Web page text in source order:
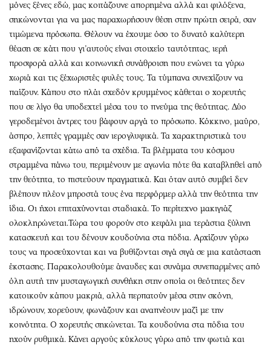
μόνες ξένες εδώ, μας κοιτάζουνε απορημένα αλλά και φιλόξενα,
σηκώνονται για να μας παραχωρήσουν θέση στην πρώτη σειρά, σαν
τιμώμενα πρόσωπα. Θέλουν να έχουμε όσο το δυνατό καλύτερη
θέαση σε κάτι που γι’αυτούς είναι στοιχείο ταυτότητας, ιερή
προσφορά αλλά και κοινωνική συνάθροιση που ενώνει τα γύρω
χωριά και τις ξέχωριστές φυλές τους. Τα τύμπανα συνεχίζουν να
παίζουν. Κάπου στο πλάι σχεδόν κρυμμένος κάθεται ο χορευτής
που σε λίγο θα υποδεχτεί μέσα του το πνεύμα της θεότητας. Δύο
γεροδεμένοι άντρες του βάφουν αργά το πρόσωπο. Κόκκινο, μαύρο,
άσπρο, λεπτές γραμμές σαν ιερογλυφικά. Τα χαρακτηριστικά του
εξαφανίζονται κάτω από τα σχέδια. Τα βλέμματα του κόσμου
στραμμένα πάνω του, περιμένουν με αγωνία πότε θα καταβληθεί από
την θεότητα, το πιστεύουν πραγματικά. Και όταν αυτό συμβεί δεν
βλέπουν πλέον μπροστά τους ένα περφόρμερ αλλά την θεότητα την
ίδια. Οι ήχοι επιταχύνονται σταδιακά. Το περίτεχνο μακιγιάζ
ολοκληρώνεται.Τώρα του φορούν στο κεφάλι μια τεράστια ξύλινη
κατασκευή και του δένουν κουδούνια στα πόδια. Αρχίζουν γύρω
τους να προσεύχονται και να βυθίζονται σιγά σιγά σε μια κατάσταση
έκστασης. Παρακολουθούμε άναυδες και συνάμα συνεπαρμένες από
όλη αυτή την μυσταγωγική συνθήκη στην οποία οι θεότητες δεν
κατοικούν κάπου μακριά, αλλά περπατούν μέσα στην σκόνη,
ιδρώνουν, χορεύουν, φωνάζουν και αναπνέουν μαζί με την
κοινότητα. Ο χορευτής σηκώνεται. Τα κουδούνια στα πόδια του
ηχούν ρυθμικά. Κάνει αργούς κύκλους γύρω από την φωτιά και